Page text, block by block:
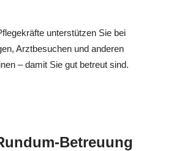
unterstützen Sie bei
Arztbesuchen und anderen
– damit Sie gut betreut sind.
Betreuung